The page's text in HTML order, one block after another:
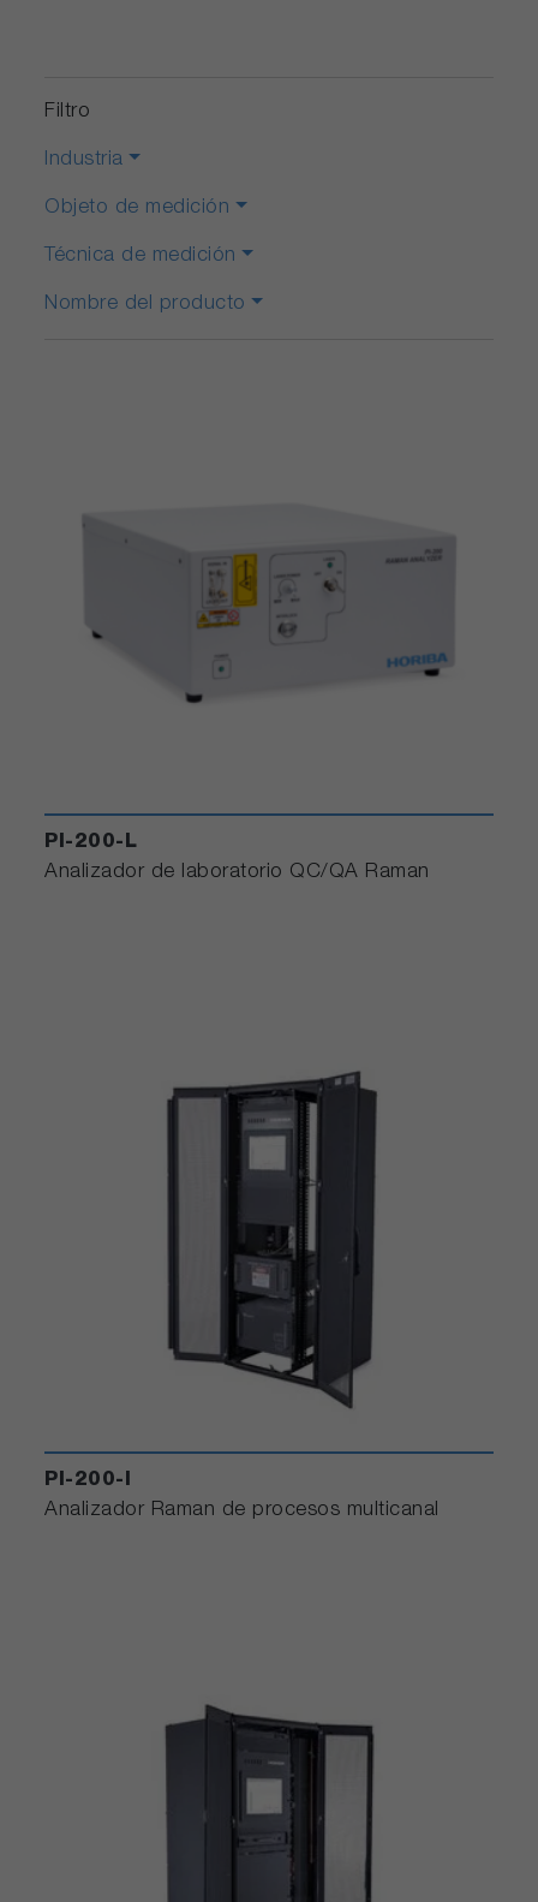
Filtro
Industria
Objeto de medición
Técnica de medición
Nombre del producto
PI-200-L
Analizador de laboratorio QC/QA Raman
PI-200-I
Analizador Raman de procesos multicanal